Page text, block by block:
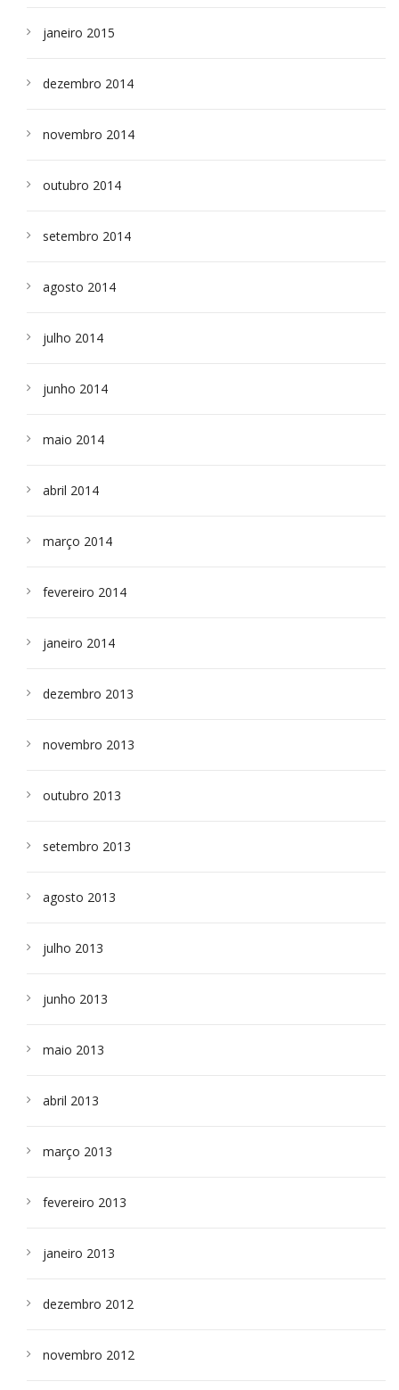
janeiro 2015
dezembro 2014
novembro 2014
outubro 2014
setembro 2014
agosto 2014
julho 2014
junho 2014
maio 2014
abril 2014
março 2014
fevereiro 2014
janeiro 2014
dezembro 2013
novembro 2013
outubro 2013
setembro 2013
agosto 2013
julho 2013
junho 2013
maio 2013
abril 2013
março 2013
fevereiro 2013
janeiro 2013
dezembro 2012
novembro 2012